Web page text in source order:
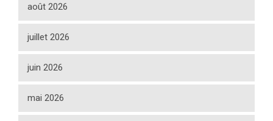
août 2026
juillet 2026
juin 2026
mai 2026